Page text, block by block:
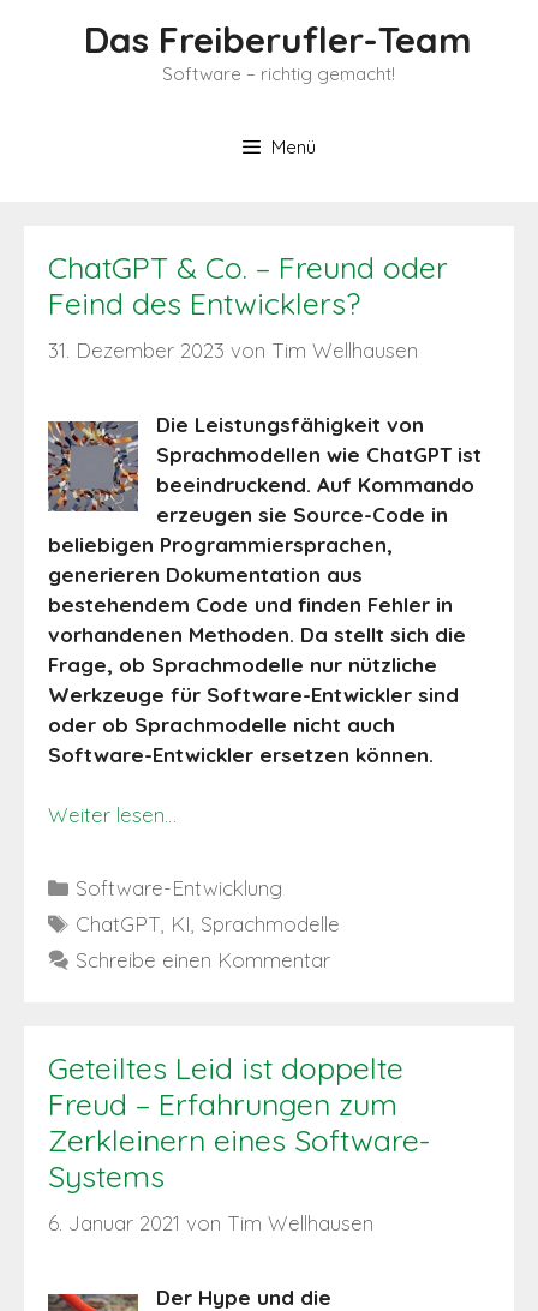
Das Freiberufler-Team
Software – richtig gemacht!
Menü
ChatGPT & Co. – Freund oder
Feind des Entwicklers?
31. Dezember 2023 von Tim Wellhausen
Die Leistungsfähigkeit von
Sprachmodellen wie ChatGPT ist
beeindruckend. Auf Kommando
erzeugen sie Source-Code in
beliebigen Programmiersprachen,
generieren Dokumentation aus
bestehendem Code und finden Fehler in
vorhandenen Methoden. Da stellt sich die
Frage, ob Sprachmodelle nur nützliche
Werkzeuge für Software-Entwickler sind
oder ob Sprachmodelle nicht auch
Software-Entwickler ersetzen können.
Weiter lesen…
Kategorien
Software-Entwicklung
Schlagwörter
ChatGPT KI Sprachmodelle
Schreibe einen Kommentar
Geteiltes Leid ist doppelte
Freud – Erfahrungen zum
Zerkleinern eines Software-
Systems
6. Januar 2021 von Tim Wellhausen
Der Hype und die